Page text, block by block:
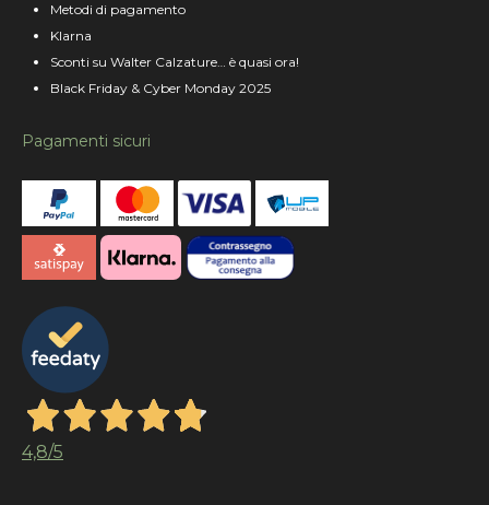
Metodi di pagamento
Klarna
Sconti su Walter Calzature… è quasi ora!
Black Friday & Cyber Monday 2025
Pagamenti sicuri
4,8/5